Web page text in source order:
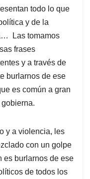
todo lo que
y de la
Las tomamos
frases
y a través de
burlarnos de ese
es común a gran
gobierna.
y a violencia, les
con un golpe
es burlarnos de ese
de todos los